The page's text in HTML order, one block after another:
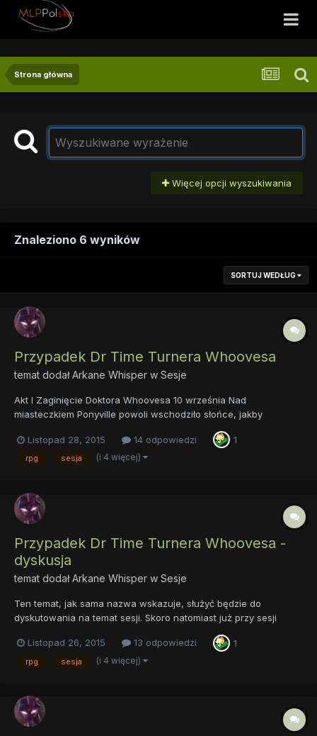
Strona główna
Więcej opcji wyszukiwania
Znaleziono 6 wyników
SORTUJ WEDŁUG
Przypadek Dr Time Turnera Whoovesa
temat dodałArkane Whisper w Sesje
Akt I Zaginięcie Doktora Whoovesa 10 września Nad
miasteczkiem Ponyville powoli wschodziło słońce, jakby
cisza otulały budynki, których mieszkańcy wciąż jeszcze
pogrążeni byli w niespokojnych snach. W pow...
Listopad 28, 2015 14 odpowiedzi 1
rpg sesja (i 4 więcej)
Przypadek Dr Time Turnera Whoovesa -
dyskusja
temat dodałArkane Whisper w Sesje
Ten temat, jak sama nazwa wskazuje, służyć będzie do
dyskutowania na temat sesji. Skoro natomiast już przy sesji
sobotę, najpewniej, możemy zaczynać. Początek dla Waszych
postaci, a raczej początki, są już prawie gotowe....
Listopad 26, 2015 13 odpowiedzi 1
rpg sesja (i 4 więcej)